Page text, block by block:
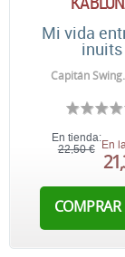
Mi vida
inuits
Capitán
En tienda:
22,50 € En
COMPRAR